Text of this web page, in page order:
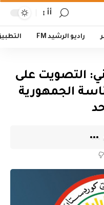
أأ
راديو الرشيد FM
التصويت على
الجمهورية